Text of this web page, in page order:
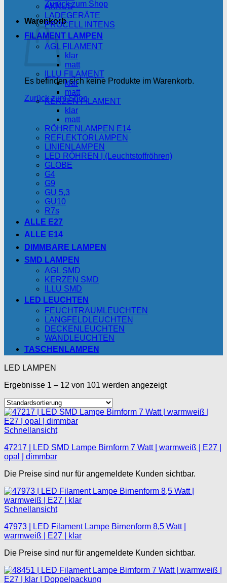
Zurück zum Shop
Warenkorb
Es befinden sich keine Produkte im Warenkorb.
Zurück zum Shop
AKKUS
LADEGERÄTE
PROCELL INTENS
FILAMENT LAMPEN
AGL FILAMENT
klar
matt
ILLU FILAMENT
klar
matt
KERZEN FILAMENT
klar
matt
RÖHRENLAMPEN E14
REFLEKTORLAMPEN
LINIENLAMPEN
LED RÖHREN | (Leuchtstoffröhren)
GLOBE
G4
G9
GU 5,3
GU10
R7s
ALLE E27
ALLE E14
DIMMBARE LAMPEN
SMD LAMPEN
AGL SMD
KERZEN SMD
ILLU SMD
LED LEUCHTEN
FEUCHTRAUMLEUCHTEN
LANGFELDLEUCHTEN
DECKENLEUCHTEN
WANDLEUCHTEN
TASCHENLAMPEN
LED LAMPEN
Ergebnisse 1 – 12 von 101 werden angezeigt
Schnellansicht
47217 | LED SMD Lampe Birnform 7 Watt | warmweiß | E27 |
opal | dimmbar
Die Preise sind nur für angemeldete Kunden sichtbar.
Schnellansicht
47973 | LED Filament Lampe Birnenform 8,5 Watt |
warmweiß | E27 | klar
Die Preise sind nur für angemeldete Kunden sichtbar.